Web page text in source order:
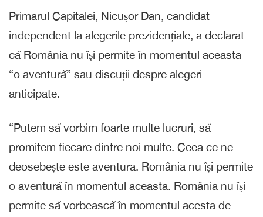
Primarul Capitalei, Nicușor Dan, candidat
independent la alegerile prezidențiale, a declarat
că România nu își permite în momentul aceasta
“o aventură” sau discuții despre alegeri
anticipate.
“Putem să vorbim foarte multe lucruri, să
promitem fiecare dintre noi multe. Ceea ce ne
deosebește este aventura. România nu își permite
o aventură în momentul aceasta. România nu își
permite să vorbească în momentul acesta de